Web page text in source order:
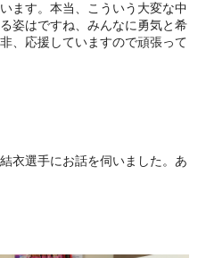
ます。本当、こういう大変な中
姿はですね、みんなに勇気と希
、応援していますので頑張って
衣選手にお話を伺いました。あ